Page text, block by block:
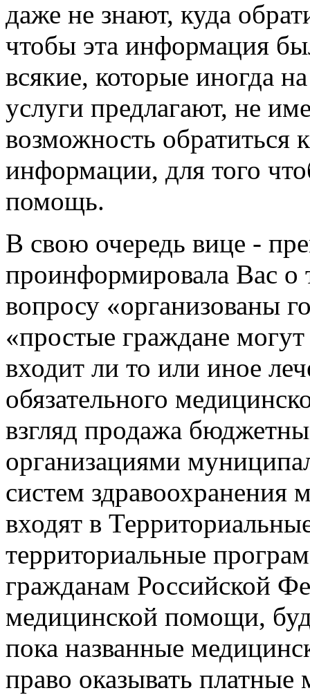
даже не знают, куда
чтобы эта информация
всякие, которые иногда
услуги предлагают, не
возможность обратиться
информации, для того
помощь.
В свою очередь вице -
проинформировала Вас о
вопросу «организованы
«простые граждане
входит ли то или иное
обязательного
взгляд продажа
организациями
систем здравоохранения
входят в
территориальные
гражданам Российской
медицинской помощи,
пока названные
право оказывать платные